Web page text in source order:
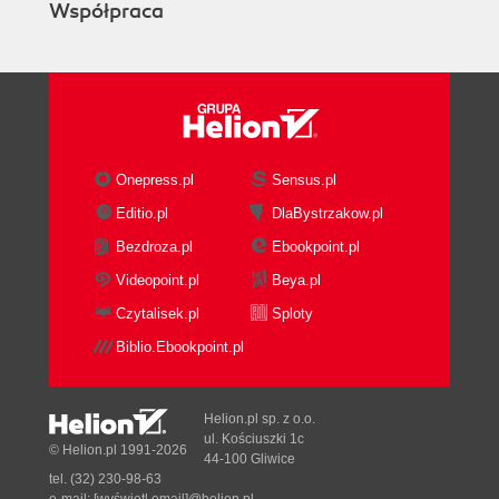
Przełączniki linii komend (178)
Rozdział 10. Dodatkowe materiały dotyczące
Książki (195)
Dodatkowe narzędzia (196)
Współpraca
Onepress.pl
Sensus.pl
Editio.pl
DlaBystrzakow.pl
Bezdroza.pl
Ebookpoint.pl
Videopoint.pl
Beya.pl
Czytalisek.pl
Sploty
Biblio.Ebookpoint.pl
© Helion.pl 1991-2026
Helion.pl sp. z o.o.
ul. Kościuszki 1c
44-100 Gliwice
tel. (32) 230-98-63